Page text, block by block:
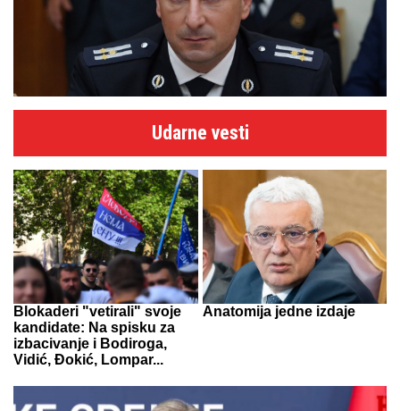
Udarne vesti
Blokaderi "vetirali" svoje
kandidate: Na spisku za
izbacivanje i Bodiroga,
Vidić, Đokić, Lompar...
Anatomija jedne izdaje